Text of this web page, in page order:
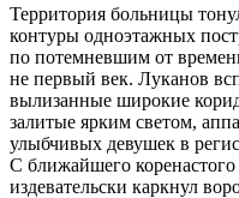
Территория больницы
контуры одноэтажных
по потемневшим от
не первый век. Луканов
вылизанные широкие
залитые ярким светом,
улыбчивых девушек в
С ближайшего
издевательски каркнул